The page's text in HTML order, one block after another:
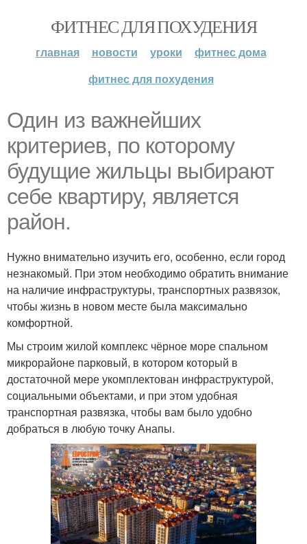
ФИТНЕС ДЛЯ ПОХУДЕНИЯ
главная новости уроки
фитнес дома
фитнес для похудения
Один из важнейших
критериев, по которому
будущие жильцы выбирают
себе квартиру, является
район.
Нужно внимательно изучить его, особенно, если город
незнакомый. При этом необходимо обратить внимание
на наличие инфраструктуры, транспортных развязок,
чтобы жизнь в новом месте была максимально
комфортной.
Мы строим жилой комплекс чёрное море спальном
микрорайоне парковый, в котором который в
достаточной мере укомплектован инфраструктурой,
социальными объектами, и при этом удобная
транспортная развязка, чтобы вам было удобно
добраться в любую точку Анапы.